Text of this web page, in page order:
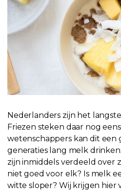
Nederlanders zijn het
Friezen steken daar nog
wetenschappers kan dit een
generaties lang melk
zijn inmiddels verdeeld over
niet goed voor elk? Is melk
witte sloper? Wij krijgen hier